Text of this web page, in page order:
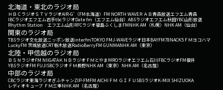
北海道・東北のラジオ局
ＨＢＣラジオＳＴＶラジオAIR-G'（FM北海道） FM NORTH WAVEＲＡＢ青森放送エフエム青森
IBCラジオエフエム岩手tbcラジオDate fm（エフエム仙台） ABSラジオエフエム秋田YBC山形放送
Rhythm Station エフエム山形RFCラジオ福島ふくしまFMNHK AM（札幌） NHK AM（仙台）
関東のラジオ局
TBSラジオ文化放送ニッポン放送interfmTOKYO FMJ-WAVEラジオ日本BAYFM78NACK5 ＦＭヨコハマ
LuckyFM 茨城放送CRT栃木放送RadioBerryFM GUNMANHK AM（東京）
北陸・甲信越のラジオ局
ＢＳＮラジオFM NIIGATAＫＮＢラジオ ＦＭとやまMROラジオエフエム石川FBCラジオFM福井
YBSラジオFM FUJISBCラジオ ＦＭ長野NHK AM（東京） NHK AM（名古屋）
中部のラジオ局
CBCラジオ東海ラジオぎふチャンZIP-FMFM AICHI ＦＭ ＧＩＦＵ SBSラジオK-MIX SHIZUOKA
レディオキューブ ＦＭ三重NHK AM（名古屋）